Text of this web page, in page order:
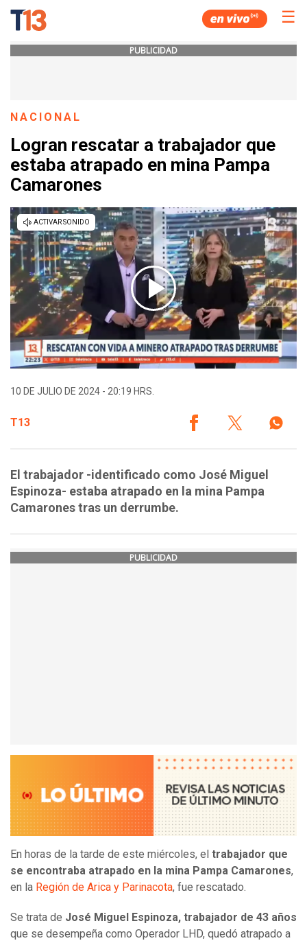
☰
PUBLICIDAD
NACIONAL
Logran rescatar a trabajador que
estaba atrapado en mina Pampa
Camarones
10 DE JULIO DE 2024 - 20:19 HRS.
T13
El trabajador -identificado como José Miguel
Espinoza- estaba atrapado en la mina Pampa
Camarones tras un derrumbe.
PUBLICIDAD
En horas de la tarde de este miércoles, el trabajador que
se encontraba atrapado en la mina Pampa Camarones,
en la Región de Arica y Parinacota, fue rescatado.
Se trata de José Miguel Espinoza, trabajador de 43 años
que se desempeña como Operador LHD, quedó atrapado a